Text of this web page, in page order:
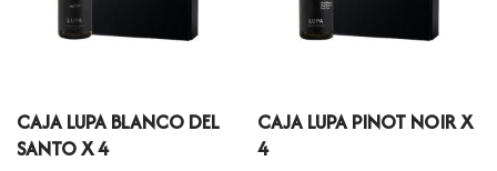
CAJA LUPA BLANCO DEL
SANTO X 4
CAJA LUPA PINOT NOIR X
4